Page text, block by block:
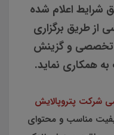
شرایط اعلام شده
از طریق برگزاری
تخصصی و گزینش
به همکاری نماید.
شرکت پتروپالایش
مناسب و محتوای